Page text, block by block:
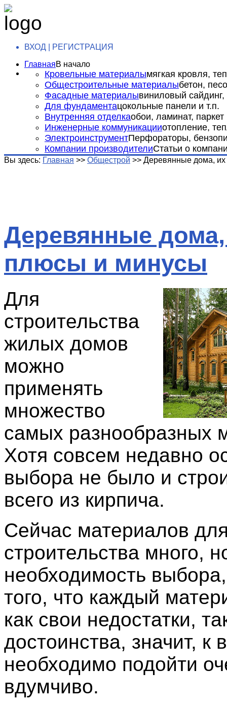
ВХОД | РЕГИСТРАЦИЯ
ГлавнаяВ начало
Кровельные материалымягкая кровля,
Общестроительные материалыбетон,
Фасадные материалывиниловый сайдинг,
Для фундаментацокольные панели и т.п.
Внутренняя отделкаобои, ламинат, паркет
Инженерные коммуникацииотопление,
ЭлектроинструментПерфораторы,
Компании производителиСтатьи о
Вы здесь: Главная >> Общестрой >> Деревянные дома,
Деревянные
плюсы и минусы
Для
строительства
жилых домов
можно
применять
множество
самых разнообразных
Хотя совсем недавно
выбора не было и
всего из кирпича.
Сейчас материалов
строительства много,
необходимость
того, что каждый
как свои недостатки,
достоинства, значит, к
необходимо подойти
вдумчиво.